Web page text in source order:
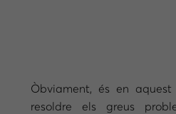
Òbviament, és en
resoldre els greus